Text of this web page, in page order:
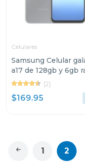
Celulares
Samsung Celular
a17 de 128gb y 6gb
(2)
$169.95
1 2